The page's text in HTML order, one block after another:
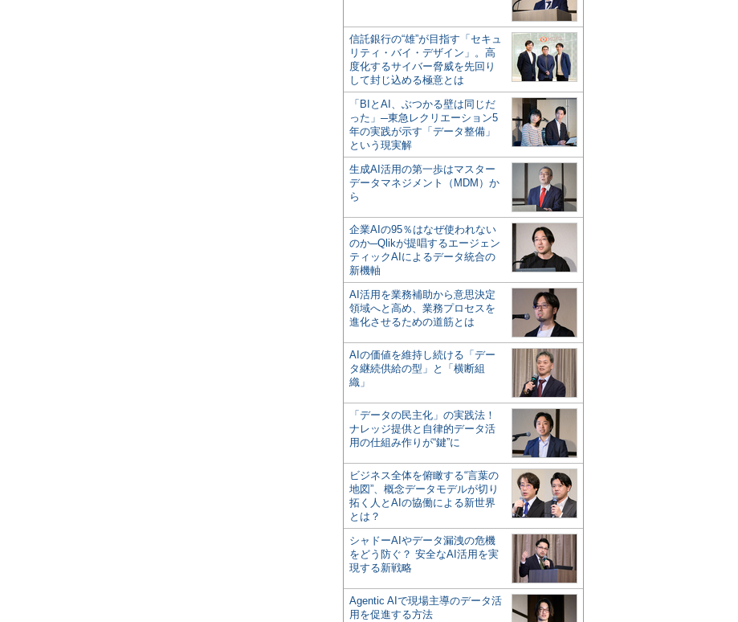
信託銀行の“雄”が目指す「セキュ
リティ・バイ・デザイン」。高
度化するサイバー脅威を先回り
して封じ込める極意とは
「BIとAI、ぶつかる壁は同じだ
った」─東急レクリエーション5
年の実践が示す「データ整備」
という現実解
生成AI活用の第一歩はマスター
データマネジメント（MDM）か
ら
企業AIの95％はなぜ使われない
のか─Qlikが提唱するエージェン
ティックAIによるデータ統合の
新機軸
AI活用を業務補助から意思決定
領域へと高め、業務プロセスを
進化させるための道筋とは
AIの価値を維持し続ける「デー
タ継続供給の型」と「横断組
織」
「データの民主化」の実践法！
ナレッジ提供と自律的データ活
用の仕組み作りが“鍵”に
ビジネス全体を俯瞰する“言葉の
地図”、概念データモデルが切り
拓く人とAIの協働による新世界
とは？
シャドーAIやデータ漏洩の危機
をどう防ぐ？ 安全なAI活用を実
現する新戦略
Agentic AIで現場主導のデータ活
用を促進する方法